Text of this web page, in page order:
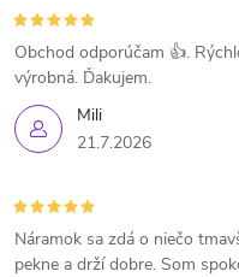
Mili
21.7.2026
Obchod odporúčam 👍.
výrobná. Ďakujem.
Náramok sa zdá o niečo
pekne a drží dobre. Som